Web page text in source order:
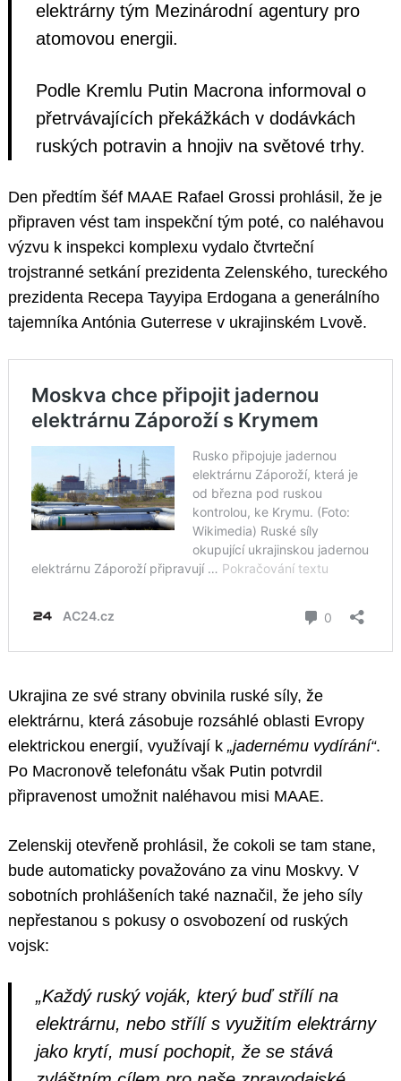
elektrárny tým Mezinárodní agentury pro
atomovou energii.
Podle Kremlu Putin Macrona informoval o
přetrvávajících překážkách v dodávkách
ruských potravin a hnojiv na světové trhy.
Den předtím šéf MAAE Rafael Grossi prohlásil, že je
připraven vést tam inspekční tým poté, co naléhavou
výzvu k inspekci komplexu vydalo čtvrteční
trojstranné setkání prezidenta Zelenského, tureckého
prezidenta Recepa Tayyipa Erdogana a generálního
tajemníka Antónia Guterrese v ukrajinském Lvově.
Ukrajina ze své strany obvinila ruské síly, že
elektrárnu, která zásobuje rozsáhlé oblasti Evropy
elektrickou energií, využívají k „jadernému vydírání“.
Po Macronově telefonátu však Putin potvrdil
připravenost umožnit naléhavou misi MAAE.
Zelenskij otevřeně prohlásil, že cokoli se tam stane,
bude automaticky považováno za vinu Moskvy. V
sobotních prohlášeních také naznačil, že jeho síly
nepřestanou s pokusy o osvobození od ruských
vojsk:
„Každý ruský voják, který buď střílí na
elektrárnu, nebo střílí s využitím elektrárny
jako krytí, musí pochopit, že se stává